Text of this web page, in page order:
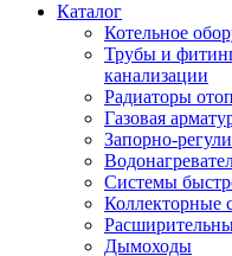
Каталог
Котельное
Трубы и
канализации
Радиаторы
Газовая
Запорно-
Системы
Коллекторные
Дымоходы